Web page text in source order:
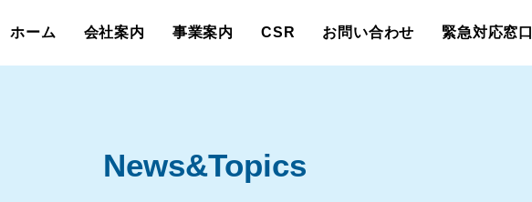
ホーム 会社案内 事業案内 CSR お問い合わせ 緊急対応窓口
News&Topics